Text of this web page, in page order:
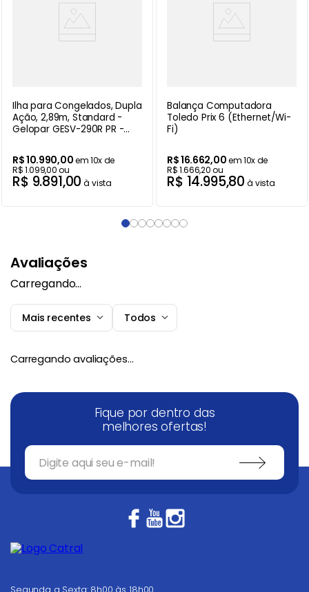
Ilha para Congelados, Dupla
Ação, 2,89m, Standard -
Gelopar GESV-290R PR -
R$10.990,00em10x de
R$1.099,00ou
R$ 9.891,00 à vista
Balança Computadora
Toledo Prix 6 (Ethernet/Wi-
Fi)
R$16.662,00em10x de
R$1.666,20ou
R$ 14.995,80 à vista
Avaliações
Carregando…
Mais recentes Todos
Carregando avaliações…
Fique por dentro das
melhores ofertas!